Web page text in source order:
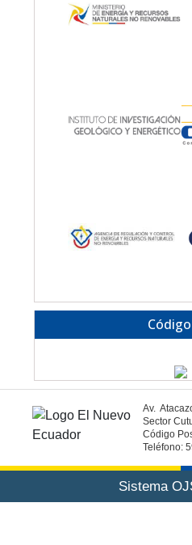
Av.
Sector
Código
Teléfono:
Sistema